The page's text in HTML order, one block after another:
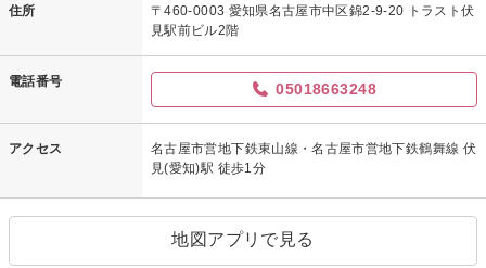
住所
〒460-0003 愛知県名古屋市中区錦2-9-20 トラスト伏
見駅前ビル2階
電話番号 05018663248
アクセス
名古屋市営地下鉄東山線・名古屋市営地下鉄鶴舞線 伏
見(愛知)駅 徒歩1分
地図アプリで見る